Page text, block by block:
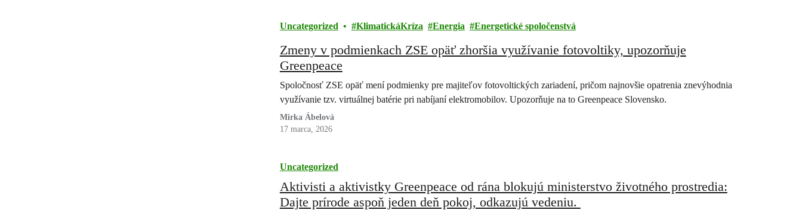
Uncategorized KlimatickáKríza Energia Energetické spoločenstvá
Zmeny v podmienkach ZSE opäť zhoršia využívanie fotovoltiky, upozorňuje
Greenpeace
Spoločnosť ZSE opäť mení podmienky pre majiteľov fotovoltických zariadení, pričom najnovšie opatrenia znevýhodnia
využívanie tzv. virtuálnej batérie pri nabíjaní elektromobilov. Upozorňuje na to Greenpeace Slovensko.
Mirka Ábelová
17 marca, 2026
Uncategorized
Aktivisti a aktivistky Greenpeace od rána blokujú ministerstvo životného prostredia:
Dajte prírode aspoň jeden deň pokoj, odkazujú vedeniu.